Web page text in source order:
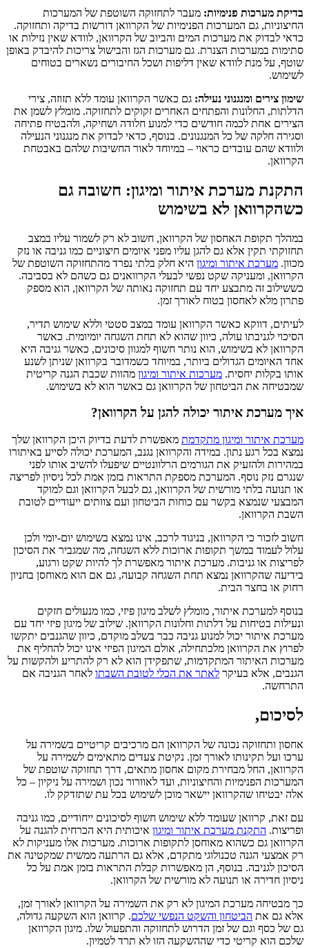
בדיקת מערכות פנימיות: מעבר לתחזוקה השוטפת של המערכות
החיצוניות, גם המערכות הפנימיות של הקרוואן דורשות בדיקה ותחזוקה.
כדאי לבדוק את מערכות המים והביוב של הקרוואן, לוודא שאין נזילות או
סתימות במערכות הצנרת. גם מערכות הגז והבישול צריכות להיבדק באופן
שוטף, על מנת לוודא שאין דליפות ושכל החיבורים נשארים בטוחים
לשימוש.
שימון צירים ומנגנוני נעילה: גם כאשר הקרוואן עומד ללא תזוזה, צירי
הדלתות, החלונות והפתחים האחרים זקוקים לתחזוקה. מומלץ לשמן את
הצירים אחת לכמה חודשים כדי למנוע חלודה ושחיקה, ולהבטיח פתיחה
וסגירה חלקה של כל המנגנונים. בנוסף, כדאי לבדוק את מנגנוני הנעילה
ולוודא שהם עובדים כראוי – במיוחד לאור החשיבות שלהם באבטחת
הקרוואן.
התקנת מערכת איתור ומיגון: חשובה גם
כשהקרוואן לא בשימוש
במהלך תקופת האחסון של הקרוואן, חשוב לא רק לשמור עליו במצב
תחזוקתי תקין אלא גם להגן עליו מפני איומים חיצוניים כמו גניבה או נזק
מכוון. מערכת איתור ומיגון היא חלק בלתי נפרד מהתחזוקה השוטפת של
הקרוואן, ומעניקה שקט נפשי לבעלי הקרוואנים גם כשהם לא בסביבה.
כששילוב זה מתבצע יחד עם תחזוקה נאותה של הקרוואן, הוא מספק
פתרון מלא לאחסון בטוח לאורך זמן.
לעיתים, דווקא כאשר הקרוואן עומד במצב סטטי וללא שימוש תדיר,
הסיכוי לגניבתו עולה, כיוון שהוא לא תחת השגחה יומיומית. כאשר
הקרוואן לא בשימוש, הוא נותר חשוף למגוון סיכונים, כאשר גניבה היא
אחד האיומים הגדולים ביותר, במיוחד כשמדובר בקרוואן שניתן לשנע
אותו בקלות יחסית. מערכות איתור ומיגון מהוות שכבת הגנה קריטית
שמבטיחה את הביטחון של הקרוואן גם כאשר הוא לא בשימוש.
איך מערכת איתור יכולה להגן על הקרוואן?
מערכת איתור ומיגון מתקדמת מאפשרת לדעת בדיוק היכן הקרוואן שלך
נמצא בכל רגע נתון. במידה והקרוואן נגנב, המערכת יכולה לסייע באיתורו
במהירות ולהזעיק את הגורמים הרלוונטיים שיפעלו להשיב אותו לפני
שנגרם נזק נוסף. המערכת מספקת התראות בזמן אמת לכל ניסיון לפריצה
או תנועה בלתי מורשית של הקרוואן, גם לבעל הקרוואן וגם למוקד
המבצעי שנמצא בקשר עם כוחות הביטחון ועם צוותים ייעודיים לטובת
השבת הקרוואן.
חשוב לזכור כי הקרוואן, בניגוד לרכב, אינו נמצא בשימוש יום-יומי ולכן
עלול לעמוד במשך תקופות ארוכות ללא השגחה, מה שמגביר את הסיכון
לפריצות או גניבות. מערכת איתור מאפשרת לך להיות שקט ורגוע,
בידיעה שהקרוואן נמצא תחת השגחה קבועה, גם אם הוא מאוחסן בחניון
רחוק או בחצר הבית.
בנוסף למערכת איתור, מומלץ לשלב מיגון פיזי, כמו מנעולים חזקים
ונעילות בטיחות על דלתות וחלונות הקרוואן. שילוב של מיגון פיזי יחד עם
מערכת איתור יכול למנוע גניבה כבר בשלב מוקדם, כיוון שהגנבים יתקשו
לפרוץ את הקרוואן מלכתחילה, אולם המיגון הפיזי אינו יכול להחליף את
מערכות האיתור המתקדמות, שתפקידן הוא לא רק להתריע ולהקשות על
הגנבים, אלא בעיקר לאתר את הכלי לטובת השבתו לאחר הגניבה אם
התרחשה.
לסיכום,
אחסון ותחזוקה נכונה של הקרוואן הם מרכיבים קריטיים בשמירה על
ערכו ועל תקינותו לאורך זמן. נקיטת צעדים מתאימים לשמירה על
הקרוואן, החל מבחירת מקום אחסון מתאים, דרך תחזוקה שוטפת של
המערכות הפנימיות והחיצוניות, ועד לאוורור נכון ושמירה על ניקיון – כל
אלה יבטיחו שהקרוואן יישאר מוכן לשימוש בכל עת שתזדקק לו.
עם זאת, קרוואן שעומד ללא שימוש חשוף לסיכונים ייחודיים, כמו גניבה
ופריצות. התקנת מערכת איתור ומיגון איכותית היא הכרחית להגנה על
הקרוואן גם כשהוא מאוחסן לתקופות ארוכות. מערכות אלו מעניקות לא
רק אמצעי הגנה טכנולוגי מתקדם, אלא גם הרתעה ממשית שמקטינה את
הסיכון לגניבה. בנוסף, הן מאפשרות קבלת התראות בזמן אמת על כל
ניסיון חדירה או תנועה לא מורשית של הקרוואן.
כך מבטיחה מערכת המיגון לא רק את השמירה על הקרוואן לאורך זמן,
אלא גם את הביטחון והשקט הנפשי שלכם. קרוואן הוא השקעה גדולה,
גם של כסף וגם של זמן הדרוש לתחזוקה והתפעול שלו. מיגון הקרוואן
שלכם הוא קריטי כדי שההשקעה הזו לא תרד לטמיון.